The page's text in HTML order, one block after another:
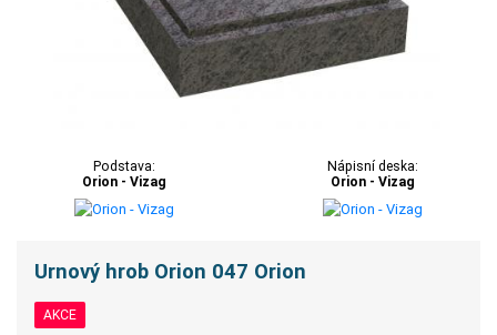
Podstava:
Orion - Vizag
Nápisní deska:
Orion - Vizag
Urnový hrob Orion 047 Orion
AKCE